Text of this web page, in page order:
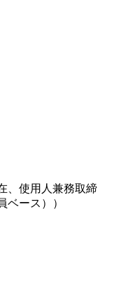
、使用人兼務取締
ース））